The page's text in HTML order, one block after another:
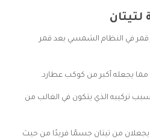
لتيتان
قمر في النظام الشمسي بعد قمر
تركيبه الذي يتكون في الغالب من
يجعلان من تيتان جسمًا فريدًا من حيث